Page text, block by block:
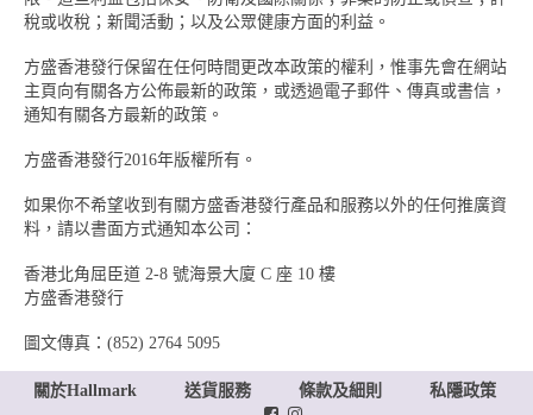
稅或收稅；新聞活動；以及公眾健康方面的利益。
方盛香港發行保留在任何時間更改本政策的權利，惟事先會在網站
主頁向有關各方公佈最新的政策，或透過電子郵件、傳真或書信，
通知有關各方最新的政策。
方盛香港發行2016年版權所有。
如果你不希望收到有關方盛香港發行產品和服務以外的任何推廣資
料，請以書面方式通知本公司：
香港北角屈臣道 2-8 號海景大廈 C 座 10 樓
方盛香港發行
圖文傳真：(852) 2764 5095
關於Hallmark 送貨服務 條款及細則 私隱政策